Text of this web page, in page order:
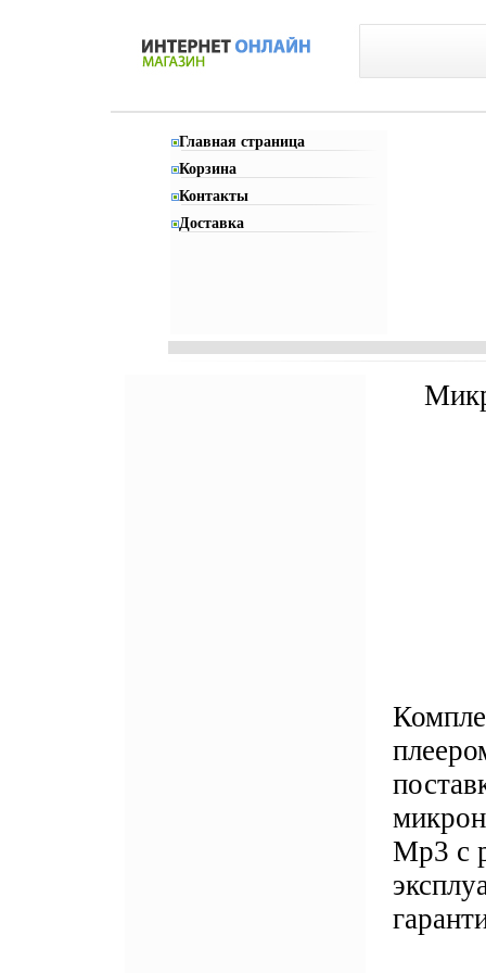
Главная страница
Корзина
Контакты
Доставка
Мр3 с